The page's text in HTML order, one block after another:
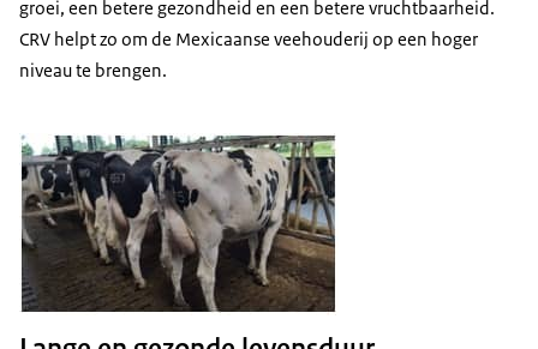
groei, een betere gezondheid en een betere vruchtbaarheid.
CRV helpt zo om de Mexicaanse veehouderij op een hoger
niveau te brengen.